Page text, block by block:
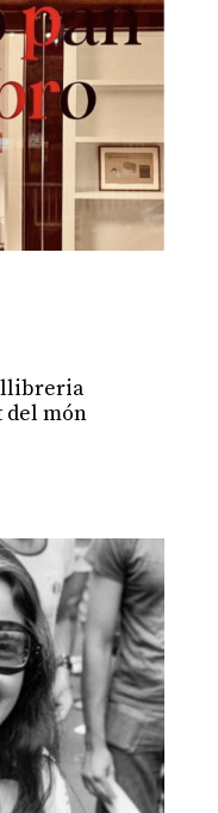
llibreria
del món